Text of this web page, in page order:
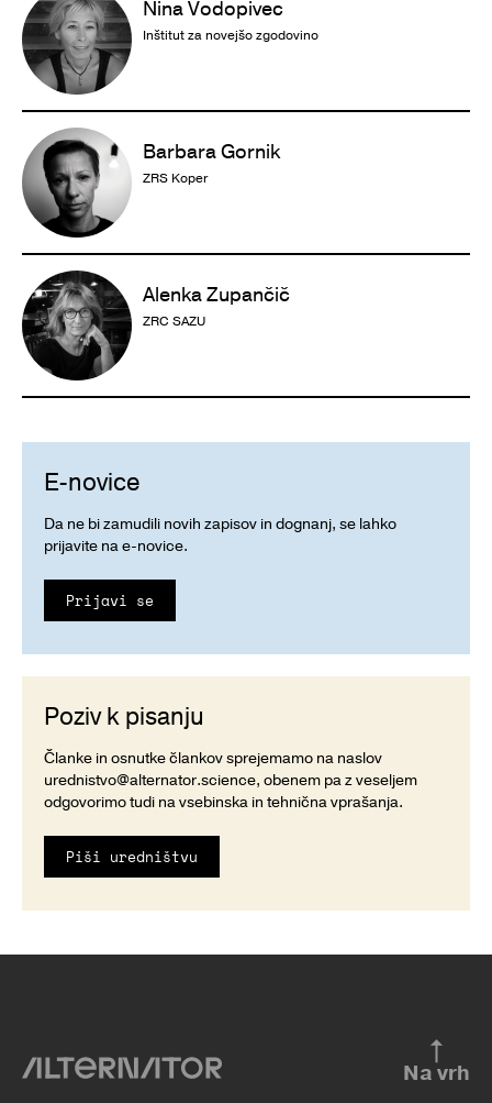
Nina Vodopivec
Inštitut za novejšo zgodovino
Barbara Gornik
ZRS Koper
Alenka Zupančič
ZRC SAZU
E-novice
Da ne bi zamudili novih zapisov in dognanj, se lahko
prijavite na e-novice.
Prijavi se
Poziv k pisanju
Članke in osnutke člankov sprejemamo na naslov
urednistvo@alternator.science, obenem pa z veseljem
odgovorimo tudi na vsebinska in tehnična vprašanja.
Piši uredništvu
Na vrh